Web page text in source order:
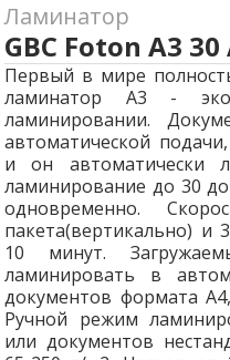
Ламинатор
GBC Foton A3
Первый в мире
ламинатор А3 -
ламинировании.
автоматической
и он автоматически
ламинирование до 30
одновременно.
пакета(вертикально) и
10 минут.
ламинировать в
документов формата
Ручной режим
или документов